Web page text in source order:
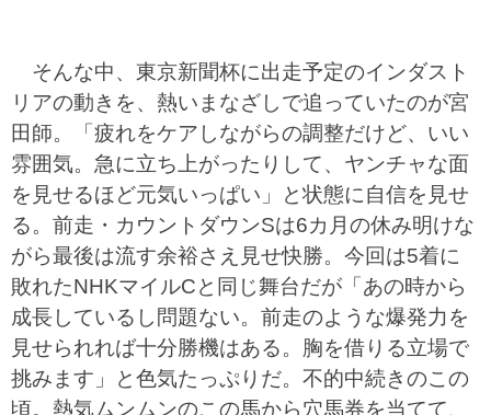
そんな中、東京新聞杯に出走予定のインダスト
リアの動きを、熱いまなざしで追っていたのが宮
田師。「疲れをケアしながらの調整だけど、いい
雰囲気。急に立ち上がったりして、ヤンチャな面
を見せるほど元気いっぱい」と状態に自信を見せ
る。前走・カウントダウンSは6カ月の休み明けな
がら最後は流す余裕さえ見せ快勝。今回は5着に
敗れたNHKマイルCと同じ舞台だが「あの時から
成長しているし問題ない。前走のような爆発力を
見せられれば十分勝機はある。胸を借りる立場で
挑みます」と色気たっぷりだ。不的中続きのこの
頃。熱気ムンムンのこの馬から穴馬券を当てて、